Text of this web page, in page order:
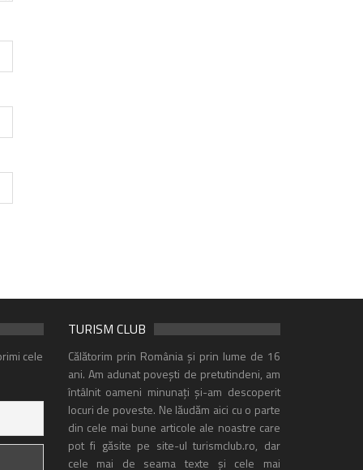
cele
TURISM CLUB
Călătorim prin România și prin lume de 16
ani. Am adunat povești de pretutindeni, am
întâlnit oameni minunați și-am descoperit
locuri de poveste. Ne lăudăm aici cu o parte
din cele mai bune articole ale noastre care
pot fi găsite pe site-ul turismclub.ro, dar
cele mai de seama texte și cele mai